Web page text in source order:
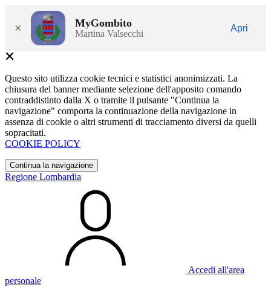
× MyGombito
Martina Valsecchi
Apri
Questo sito utilizza cookie tecnici e statistici anonimizzati. La
chiusura del banner mediante selezione dell'apposito comando
contraddistinto dalla X o tramite il pulsante "Continua la
navigazione" comporta la continuazione della navigazione in
assenza di cookie o altri strumenti di tracciamento diversi da quelli
sopracitati.
COOKIE POLICY
Continua la navigazione
Regione Lombardia
Accedi all'area
personale